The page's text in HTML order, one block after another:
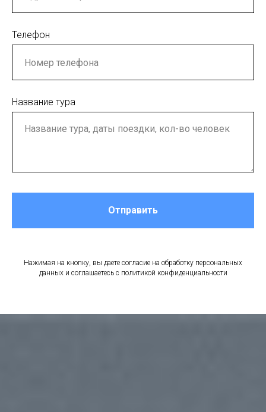
Телефон
Название тура
Отправить
Нажимая на кнопку, вы даете согласие на обработку персональных
данных и соглашаетесь c политикой конфиденциальности